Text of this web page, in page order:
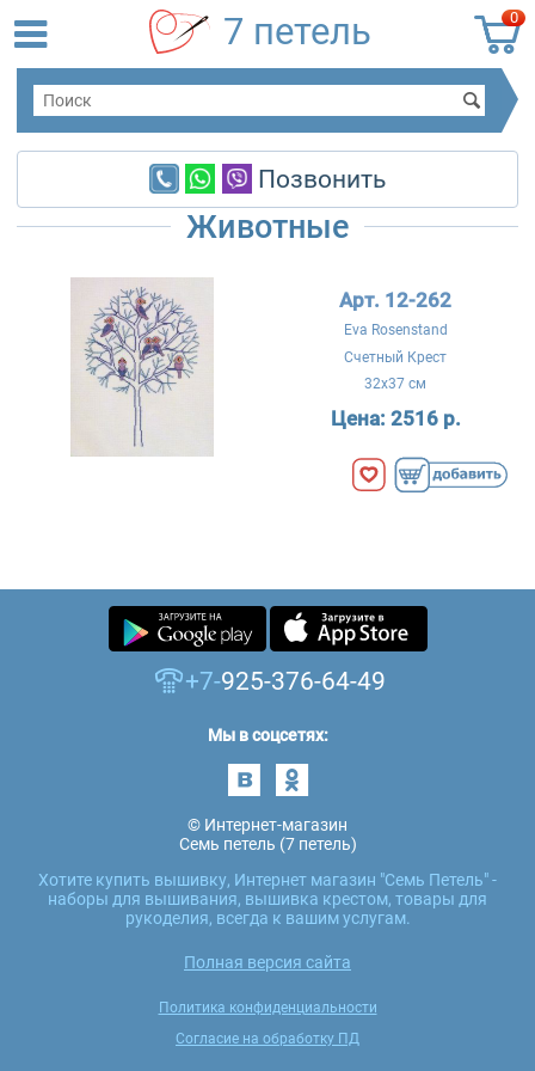
0
7 петель
Позвонить
Животные
Арт. 12-262
Eva Rosenstand
Счетный Крест
32x37 см
Цена: 2516 р.
+7-925-376-64-49
Мы в соцсетях:
© Интернет-магазин
Семь петель (7 петель)
Хотите купить вышивку, Интернет магазин "Семь Петель" -
наборы для вышивания, вышивка крестом, товары для
рукоделия, всегда к вашим услугам.
Полная версия сайта
Политика конфиденциальности
Согласие на обработку ПД